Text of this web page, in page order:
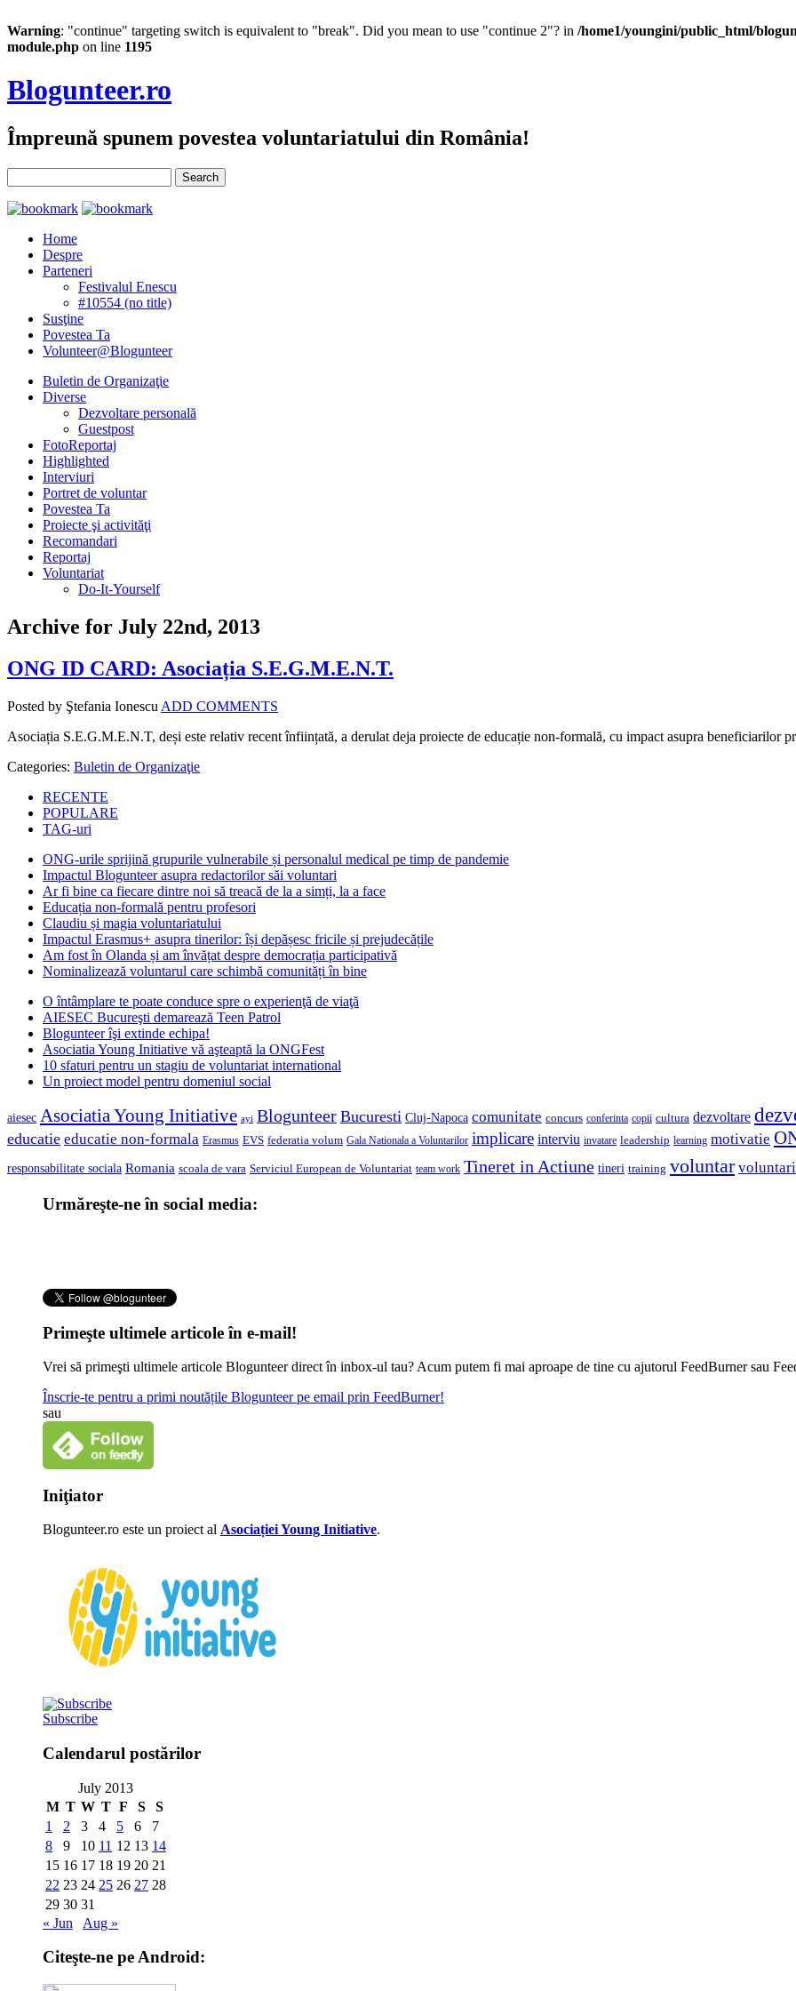
Warning: "continue" targeting switch is equivalent to "break". Did you mean to use "continue 2"? in /home1/youngini/public_html/
module.php on line 1195
Blogunteer.ro
Împreună spunem povestea voluntariatului din România!
Home
Despre
Parteneri
Festivalul Enescu
#10554 (no title)
Susţine
Povestea Ta
Volunteer@Blogunteer
Buletin de Organizaţie
Diverse
Dezvoltare personală
Guestpost
FotoReportaj
Highlighted
Interviuri
Portret de voluntar
Povestea Ta
Proiecte şi activităţi
Recomandari
Reportaj
Voluntariat
Do-It-Yourself
Archive for July 22nd, 2013
ONG ID CARD: Asociația S.E.G.M.E.N.T.
Posted by Ştefania Ionescu ADD COMMENTS
Asociația S.E.G.M.E.N.T, deși este relativ recent înființată, a derulat deja proiecte de educație non-formală, cu impact asupra beneficiarilor
Categories: Buletin de Organizaţie
RECENTE
POPULARE
TAG-uri
ONG-urile sprijină grupurile vulnerabile și personalul medical pe timp de pandemie
Impactul Blogunteer asupra redactorilor săi voluntari
Ar fi bine ca fiecare dintre noi să treacă de la a simți, la a face
Educația non-formală pentru profesori
Claudiu și magia voluntariatului
Impactul Erasmus+ asupra tinerilor: își depășesc fricile și prejudecățile
Am fost în Olanda și am învățat despre democrația participativă
Nominalizează voluntarul care schimbă comunități în bine
O întâmplare te poate conduce spre o experienţă de viaţă
AIESEC Bucureşti demarează Teen Patrol
Blogunteer îşi extinde echipa!
Asociatia Young Initiative vă aşteaptă la ONGFest
10 sfaturi pentru un stagiu de voluntariat international
Un proiect model pentru domeniul social
aiesec Asociatia Young Initiative ayi Blogunteer Bucuresti Cluj-Napoca comunitate concurs conferinta copii cultura dezvoltare
educatie educatie non-formala Erasmus EVS federatia volum Gala Nationala a Voluntarilor implicare interviu invatare leadership learning motivatie
responsabilitate sociala Romania scoala de vara Serviciul European de Voluntariat team work Tineret in Actiune tineri training voluntar voluntari
Urmăreşte-ne în social media:
Primeşte ultimele articole în e-mail!
Vrei să primeşti ultimele articole Blogunteer direct în inbox-ul tau? Acum putem fi mai aproape de tine cu ajutorul FeedBurner sau
Înscrie-te pentru a primi noutățile Blogunteer pe email prin FeedBurner!
sau
Iniţiator
Blogunteer.ro este un proiect al Asociației Young Initiative.
Subscribe
Calendarul postărilor
July 2013
M T W T F S
S
1
2 3 4 5 6
7
8
9 10 11 12 13 14
15 16 17 18 19 20 21
22 23 24 25 26 27 28
29 30 31
« Jun
Aug »
Citeşte-ne pe Android: